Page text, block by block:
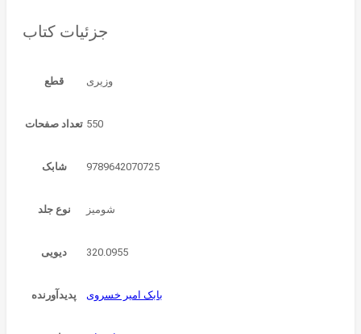
جزئیات کتاب
قطع
تعداد صفحات 550
شابک 9789642070725
نوع جلد شوميز
دیویی 320.0955
پدیدآورنده بابک امیر خسروی